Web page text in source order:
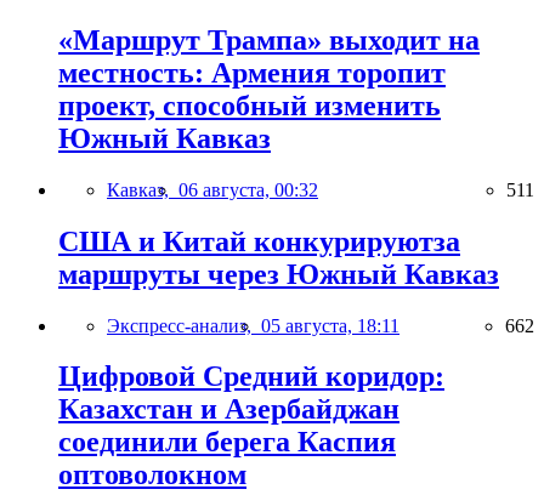
«Маршрут Трампа» выходит на
местность: Армения торопит
проект, способный изменить
Южный Кавказ
Кавказ, 06 августа, 00:32 511
США и Китай конкурируютза
маршруты через Южный Кавказ
Экспресс-анализ, 05 августа, 18:11 662
Цифровой Средний коридор:
Казахстан и Азербайджан
соединили берега Каспия
оптоволокном